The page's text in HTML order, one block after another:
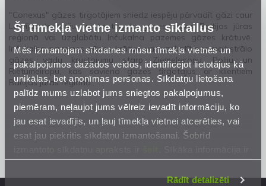
Šī tīmekļa vietne izmanto sīkfailus
Mēs izmantojam sīkdatnes mūsu tīmekļa vietnēs un
pakalpojumos dažādos veidos, identificējot lietotājus kā
unikālas, bet anonīmas personas. Sīkdatņu lietošana
palīdz mums uzlabot jums sniegtos pakalpojumus,
piemēram, neļaujot jums vēlreiz ievadīt informāciju, ko
jau esat ievadījis, un ļauj tīmekļa vietnei atcerēties, vai
esat jau piekritis sīkdatņu izmantošanai. Šobrīd
mūsuPrivātuma atrunā.
Rādīt detalizēti
"Conexus" gāzes tirgotājiem sniedz iespēju pārvadīt gāzi caur
Latvijas teritoriju, lai to tirgotu gāzes tirgos Baltijas jūras
reģionā vai uzglabātu Inčukalna pazemes gāzes krātuvē.
Inčukalna pazemes gāzes krātuvi var uzskatīt par maģistrālo
gāzes vadu krustojumu starp Ziemeļeiropu, Poliju un
Rietumeiropu, kas savieno gāzes tirgotājus ar klientiem
Baltijas jūras reģionā.